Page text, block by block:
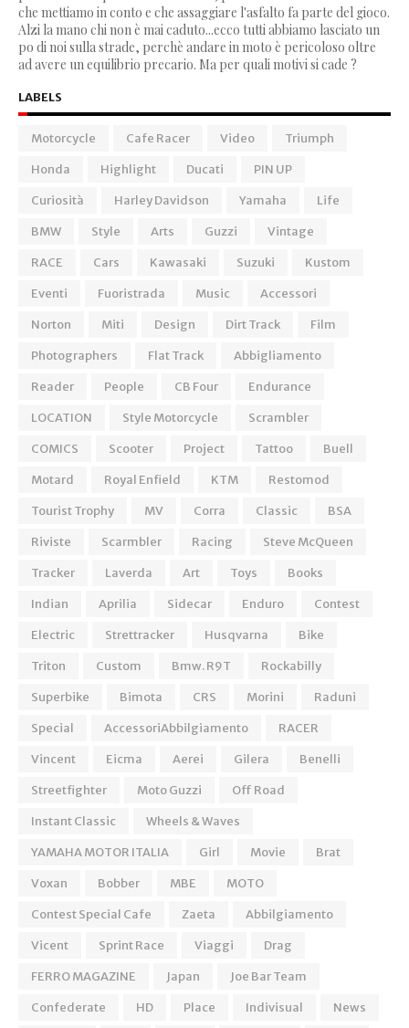
che mettiamo in conto e che assaggiare l'asfalto fa parte del gioco.
Alzi la mano chi non è mai caduto...ecco tutti abbiamo lasciato un
po di noi sulla strade, perchè andare in moto è pericoloso oltre
ad avere un equilibrio precario. Ma per quali motivi si cade ?
LABELS
Motorcycle Cafe Racer Video
Triumph
Honda
Highlight Ducati
PIN UP
Curiosità
Harley Davidson Yamaha
Life
BMW
Style Arts Guzzi
Vintage
RACE
Cars Kawasaki Suzuki
Kustom
Eventi
Fuoristrada Music
Accessori
Norton
Miti Design Dirt Track
Film
Photographers
Flat Track
Abbigliamento
Reader
People CB Four
Endurance
LOCATION
Style Motorcycle
Scrambler
COMICS
Scooter Project Tattoo
Buell
Motard
Royal Enfield KTM
Restomod
Tourist Trophy
MV Corra Classic
BSA
Riviste
Scarmbler Racing
Steve McQueen
Tracker
Laverda Art Toys
Books
Indian
Aprilia Sidecar Enduro
Contest
Electric
Strettracker Husqvarna
Bike
Triton
Custom Bmw. R9T
Rockabilly
Superbike
Bimota CRS Morini
Raduni
Special
AccessoriAbbilgiamento
RACER
Vincent
Eicma Aerei Gilera
Benelli
Streetfighter
Moto Guzzi
Off Road
Instant Classic
Wheels & Waves
YAMAHA MOTOR ITALIA
Girl Movie
Brat
Voxan
Bobber MBE
MOTO
Contest Special Cafe
Zaeta
Abbilgiamento
Vicent
Sprint Race Viaggi
Drag
FERRO MAGAZINE
Japan
Joe Bar Team
Confederate
HD Place Indivisual
News